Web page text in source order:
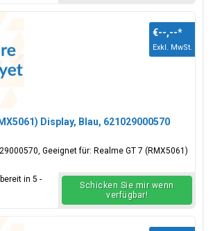
Display, Blau, 621029000570
Geeignet für: Realme GT 7 (RMX5061)
€--,--*
Exkl. MwSt.
in 5 -
Schicken Sie mir wenn
verfügbar!